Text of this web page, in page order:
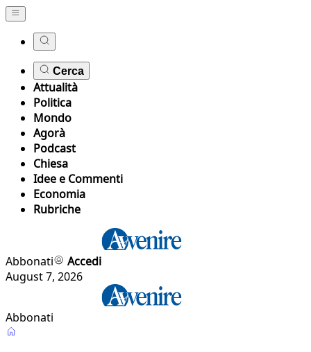
Cerca
Attualità
Politica
Mondo
Agorà
Podcast
Chiesa
Idee e Commenti
Economia
Rubriche
Abbonati
Accedi
August 7, 2026
Abbonati